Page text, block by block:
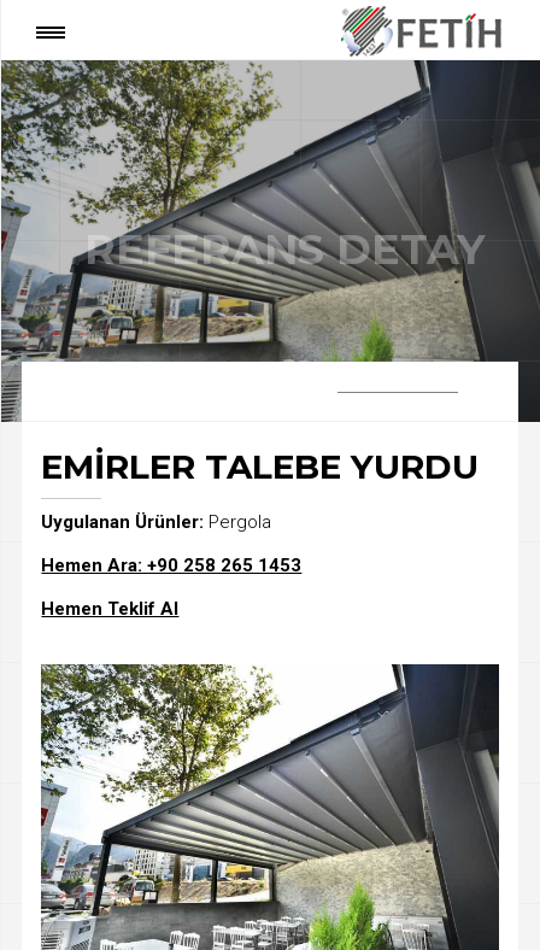
REFERANS DETAY Gölgeleri Bizimle Fethedin®
İNOVATİF DIŞ MEKAN ÇÖZÜMLERİ
REFERANS DETAY
EMİRLER TALEBE YURDU
Uygulanan Ürünler: Pergola
Hemen Ara: +90 258 265 1453
Hemen Teklif Al